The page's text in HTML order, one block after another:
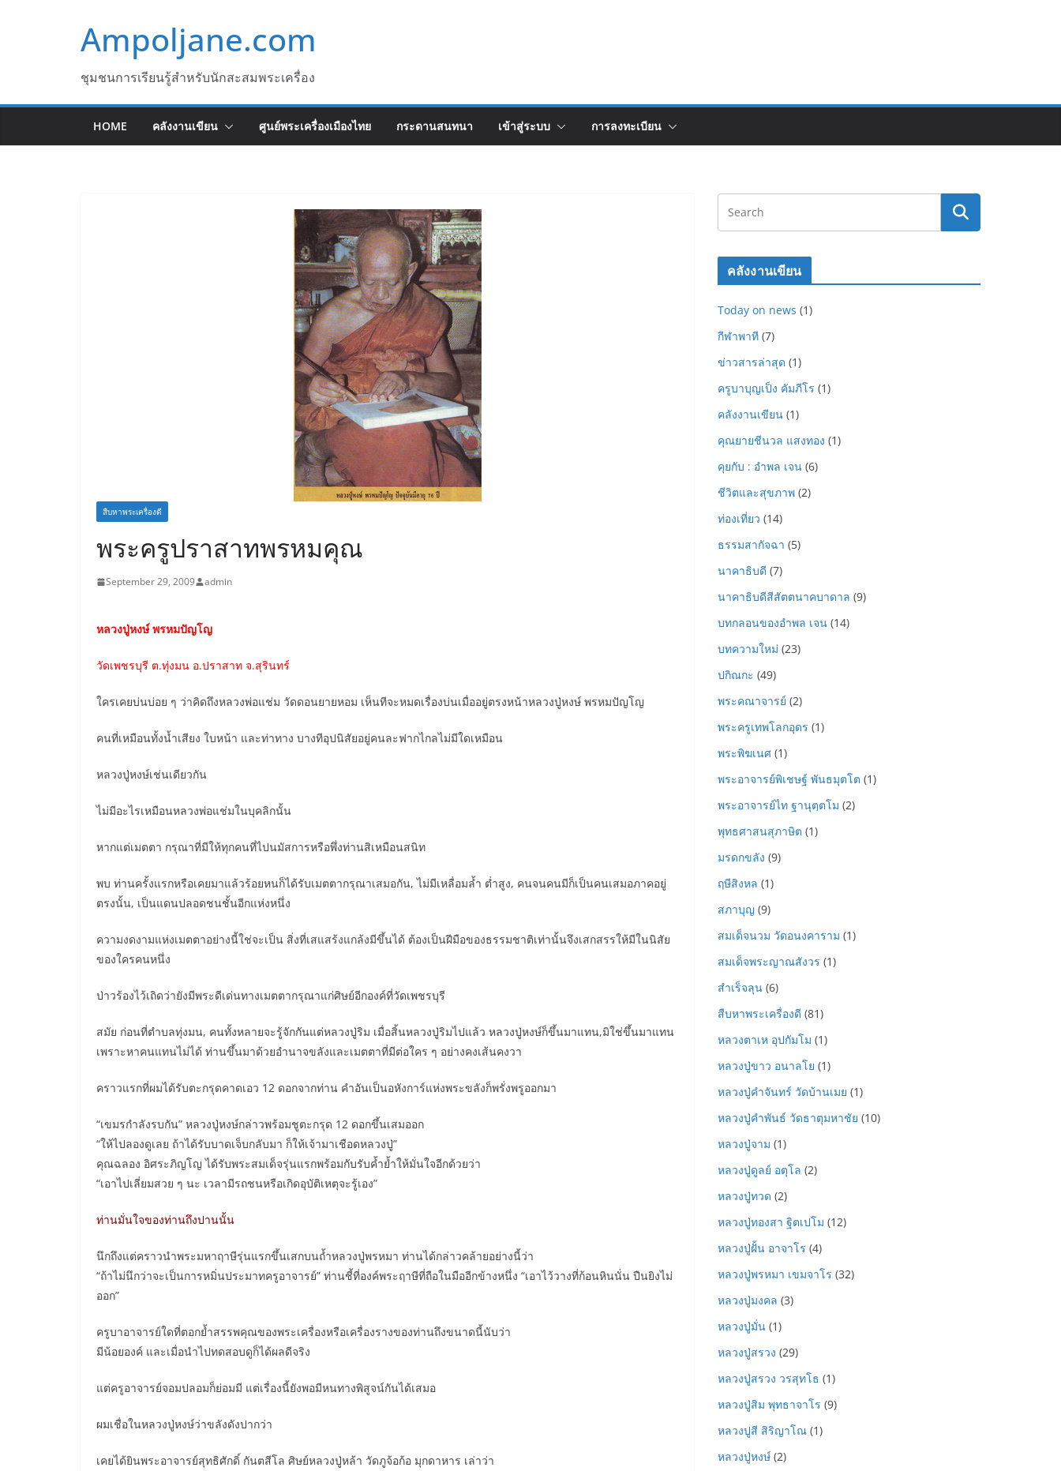
Ampoljane.com
ชุมชนการเรียนรู้สำหรับนักสะสมพระเครื่อง
HOME คลังงานเขียน ศูนย์พระเครื่องเมืองไทย กระดานสนทนา เข้าสู่ระบบ การลงทะเบียน
สืบหาพระเครื่องดี
พระครูปราสาทพรหมคุณ
September 29, 2009 admin
หลวงปู่หงษ์ พรหมปัญโญ
วัดเพชรบุรี ต.ทุ่งมน อ.ปราสาท จ.สุรินทร์
ใครเคยบ่นบ่อย ๆ ว่าคิดถึงหลวงพ่อแช่ม วัดดอนยายหอม เห็นทีจะหมดเรื่องบ่นเมื่ออยู่ตรงหน้าหลวงปู่หงษ์ พรหมปัญโญ
คนที่เหมือนทั้งน้ำเสียง ใบหน้า และท่าทาง บางทีอุปนิสัยอยู่คนละฟากไกลไม่มีใดเหมือน
หลวงปู่หงษ์เช่นเดียวกัน
ไม่มีอะไรเหมือนหลวงพ่อแช่มในบุคลิกนั้น
หากแต่เมตตา กรุณาที่มีให้ทุกคนที่ไปนมัสการหรือพึ่งท่านสิเหมือนสนิท
พบ ท่านครั้งแรกหรือเคยมาแล้วร้อยหนก็ได้รับเมตตากรุณาเสมอกัน, ไม่มีเหลื่อมล้ำ ต่ำสูง, คนจนคนมีก็เป็นคนเสมอภาคอยู่
ตรงนั้น, เป็นแดนปลอดชนชั้นอีกแห่งหนึ่ง
ความงดงามแห่งเมตตาอย่างนี้ใช่จะเป็น สิ่งที่เสแสร้งแกล้งมีขึ้นได้ ต้องเป็นฝีมือของธรรมชาติเท่านั้นจึงเสกสรรให้มีในนิสัย
ของใครคนหนึ่ง
ป่าวร้องไว้เถิดว่ายังมีพระดีเด่นทางเมตตากรุณาแก่ศิษย์อีกองค์ที่วัดเพชรบุรี
สมัย ก่อนที่ตำบลทุ่งมน, คนทั้งหลายจะรู้จักกันแต่หลวงปู่ริม เมื่อสิ้นหลวงปู่ริมไปแล้ว หลวงปู่หงษ์ก็ขึ้นมาแทน,มิใช่ขึ้นมาแทน
เพราะหาคนแทนไม่ได้ ท่านขึ้นมาด้วยอำนาจขลังและเมตตาที่มีต่อใคร ๆ อย่างคงเส้นคงวา
คราวแรกที่ผมได้รับตะกรุดคาดเอว 12 ดอกจากท่าน คำอันเป็นอหังการ์แห่งพระขลังก็พรั่งพรูออกมา
“เขมรกำลังรบกัน” หลวงปู่หงษ์กล่าวพร้อมชูตะกรุด 12 ดอกขึ้นเสมออก
“ให้ไปลองดูเลย ถ้าได้รับบาดเจ็บกลับมา ก็ให้เจ้ามาเชือดหลวงปู่”
คุณฉลอง อิศระภิญโญ ได้รับพระสมเด็จรุ่นแรกพร้อมกับรับค้ำย้ำให้มั่นใจอีกด้วยว่า
“เอาไปเลี่ยมสวย ๆ นะ เวลามีรถชนหรือเกิดอุบัติเหตุจะรู้เอง”
ท่านมั่นใจของท่านถึงปานนั้น
นึกถึงแต่คราวนำพระมหาฤาษีรุ่นแรกขึ้นเสกบนถ้ำหลวงปู่พรหมา ท่านได้กล่าวคล้ายอย่างนี้ว่า
“ถ้าไม่นึกว่าจะเป็นการหมิ่นประมาทครูอาจารย์” ท่านชี้ที่องค์พระฤาษีที่ถือในมืออีกข้างหนึ่ง “เอาไว้วางที่ก้อนหินนั่น ปืนยิงไม่
ออก”
ครูบาอาจารย์ใดที่ตอกย้ำสรรพคุณของพระเครื่องหรือเครื่องรางของท่านถึงขนาดนี้นับว่า
มีน้อยองค์ และเมื่อนำไปทดสอบดูก็ได้ผลดีจริง
แต่ครูอาจารย์จอมปลอมก็ย่อมมี แต่เรื่องนี้ยังพอมีหนทางพิสูจน์กันได้เสมอ
ผมเชื่อในหลวงปู่หงษ์ว่าขลังดังปากว่า
เคยได้ยินพระอาจารย์สุทธิศักดิ์ กันตสีโล ศิษย์หลวงปู่หล้า วัดภูจ้อก้อ มุกดาหาร เล่าว่า
คลังงานเขียน
Today on news (1)
กีฬาพาที (7)
ข่าวสารล่าสุด (1)
ครูบาบุญเป็ง คัมภีโร (1)
คลังงานเขียน (1)
คุณยายชีนวล แสงทอง (1)
คุยกับ : อำพล เจน (6)
ชีวิตและสุขภาพ (2)
ท่องเที่ยว (14)
ธรรมสากัจฉา (5)
นาคาธิบดี (7)
นาคาธิบดีสีสัตตนาคบาดาล (9)
บทกลอนของอำพล เจน (14)
บทความใหม่ (23)
ปกิณกะ (49)
พระคณาจารย์ (2)
พระครูเทพโลกอุดร (1)
พระพิฆเนศ (1)
พระอาจารย์พิเชษฐ์ พันธมุตโต (1)
พระอาจารย์ไท ฐานุตฺตโม (2)
พุทธศาสนสุภาษิต (1)
มรดกขลัง (9)
ฤษีสิงหล (1)
สภาบุญ (9)
สมเด็จนวม วัดอนงคาราม (1)
สมเด็จพระญาณสังวร (1)
สำเร็จลุน (6)
สืบหาพระเครื่องดี (81)
หลวงตาเห อุปกัมโม (1)
หลวงปู่ขาว อนาลโย (1)
หลวงปู่คำจันทร์ วัดบ้านเมย (1)
หลวงปู่คำพันธ์ วัดธาตุมหาชัย (10)
หลวงปู่จาม (1)
หลวงปู่ดูลย์ อตุโล (2)
หลวงปู่ทวด (2)
หลวงปู่ทองสา ฐิตเปโม (12)
หลวงปู่ฝั้น อาจาโร (4)
หลวงปู่พรหมา เขมจาโร (32)
หลวงปู่มงคล (3)
หลวงปู่มั่น (1)
หลวงปู่สรวง (29)
หลวงปู่สรวง วรสุทโธ (1)
หลวงปู่สิม พุทธาจาโร (9)
หลวงปูสี สิริญาโณ (1)
หลวงปู่หงษ์ (2)